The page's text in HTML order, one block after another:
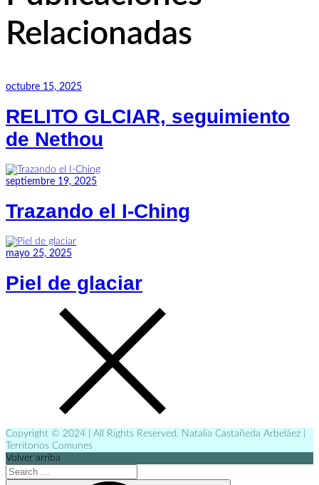
Relacionadas
octubre 15, 2025
RELITO GLCIAR, seguimiento
de Nethou
septiembre 19, 2025
Trazando el I-Ching
mayo 25, 2025
Piel de glaciar
Copyright © 2024 | All Rights Reserved. Natalia Castañeda Arbeláez |
Territorios Comunes
Volver arriba
Search
for: